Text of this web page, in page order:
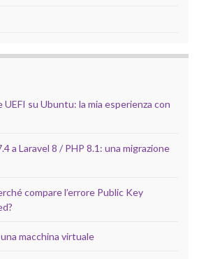
su Ubuntu: la mia esperienza con
a Laravel 8 / PHP 8.1: una migrazione
compare l’errore Public Key
macchina virtuale